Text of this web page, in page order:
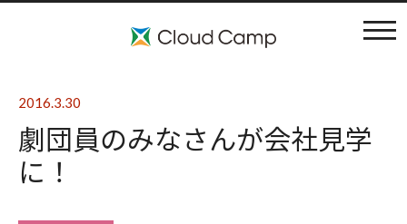
施設案内
2016.3.30
劇団員のみなさんが会社見学
に！